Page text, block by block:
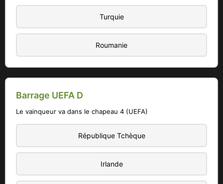
Turquie
Roumanie
Barrage UEFA D
Le vainqueur va dans le chapeau 4 (UEFA)
République Tchèque
Irlande